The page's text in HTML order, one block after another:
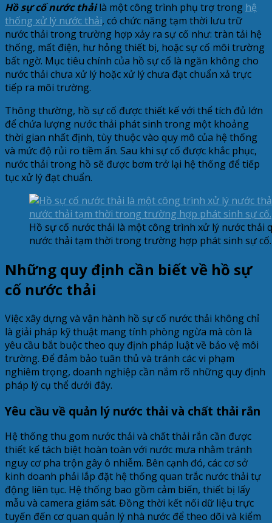
Hồ sự cố nước thải là một công trình phụ trợ trong hệ
thống xử lý nước thải, có chức năng tạm thời lưu trữ
nước thải trong trường hợp xảy ra sự cố như: tràn tải hệ
thống, mất điện, hư hỏng thiết bị, hoặc sự cố môi trường
bất ngờ. Mục tiêu chính của hồ sự cố là ngăn không cho
nước thải chưa xử lý hoặc xử lý chưa đạt chuẩn xả trực
tiếp ra môi trường.
Thông thường, hồ sự cố được thiết kế với thể tích đủ lớn
để chứa lượng nước thải phát sinh trong một khoảng
thời gian nhất định, tùy thuộc vào quy mô của hệ thống
và mức độ rủi ro tiềm ẩn. Sau khi sự cố được khắc phục,
nước thải trong hồ sẽ được bơm trở lại hệ thống để tiếp
tục xử lý đạt chuẩn.
Hồ sự cố nước thải là một công trình xử lý nước
nước thải tạm thời trong trường hợp phát sinh sự cố.
Những quy định cần biết về hồ sự
cố nước thải
Việc xây dựng và vận hành hồ sự cố nước thải không chỉ
là giải pháp kỹ thuật mang tính phòng ngừa mà còn là
yêu cầu bắt buộc theo quy định pháp luật về bảo vệ môi
trường. Để đảm bảo tuân thủ và tránh các vi phạm
nghiêm trọng, doanh nghiệp cần nắm rõ những quy định
pháp lý cụ thể dưới đây.
Yêu cầu về quản lý nước thải và chất thải rắn
Hệ thống thu gom nước thải và chất thải rắn cần được
thiết kế tách biệt hoàn toàn với nước mưa nhằm tránh
nguy cơ pha trộn gây ô nhiễm. Bên cạnh đó, các cơ sở
kinh doanh phải lắp đặt hệ thống quan trắc nước thải tự
động liên tục. Hệ thống bao gồm cảm biến, thiết bị lấy
mẫu và camera giám sát. Đồng thời kết nối dữ liệu trực
tuyến đến cơ quan quản lý nhà nước để theo dõi và kiểm